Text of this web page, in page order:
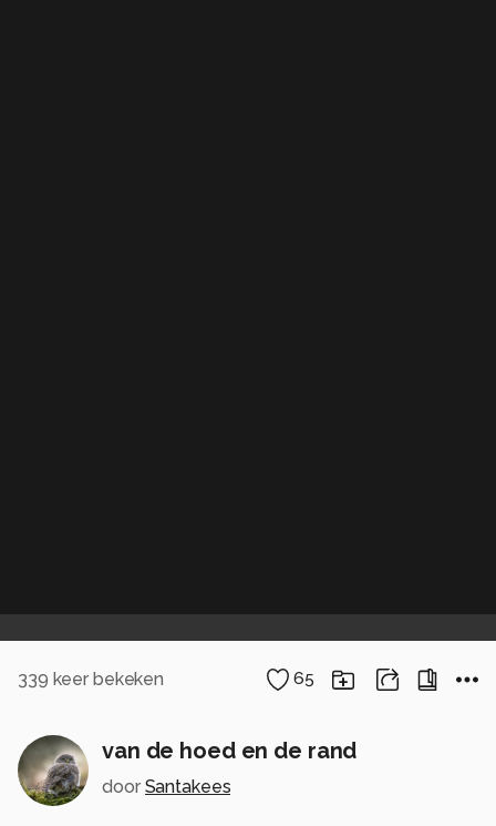
339 keer bekeken 65
van de hoed en de rand
door Santakees